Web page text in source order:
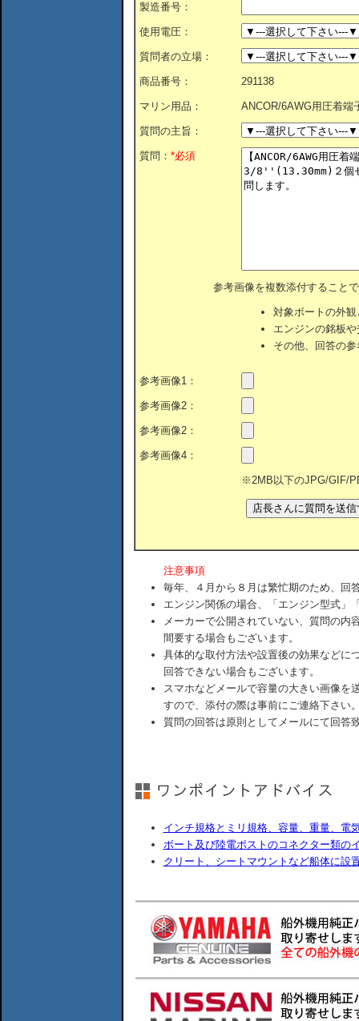
製造番号：
使用電圧：
質問者の立場：
商品番号： 291138
マリン用品： ANCOR/6AWG用圧着端
質問の主旨：
質問： *必須
参考画像を複数添付すること
対象ボートの外
エンジンの銘板
その他、回答の
参考画像1：
参考画像2：
参考画像2：
参考画像4：
※2MB以下のJPG/GIF/
注意事項
毎年、４月から８月は繁忙期のため、回
エンジン関係の場合、「エンジン型式」
メーカーで公開されていない、質問の内
間要する場合もございます。
具体的な取付方法や設置後の効果などに
回答できない場合もございます。
スマホなどメールで容量の大きい画像を
すので、添付の際は事前にご連絡下さい
質問の回答は原則としてメールにて回答
インチ規格とミリ規格、容量、重量、電
ボート及び陸電ポストのコネクター類の
クリート、シートマウントなど船体に設